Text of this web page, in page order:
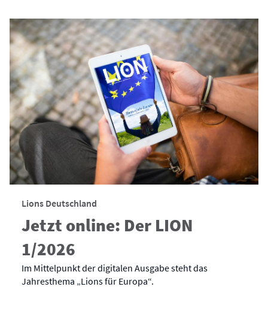
Lions Deutschland
Jetzt online: Der LION
1/2026
Im Mittelpunkt der digitalen Ausgabe steht das
Jahresthema „Lions für Europa“.